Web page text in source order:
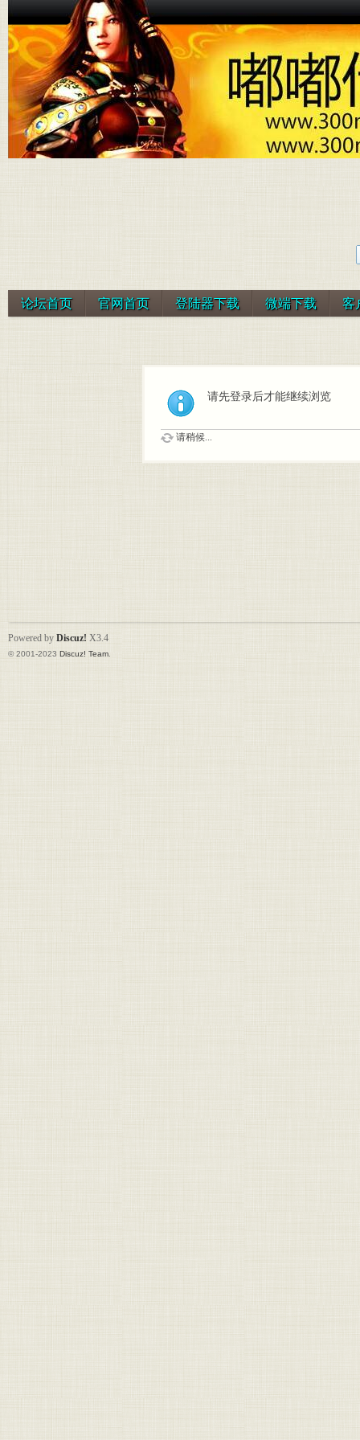
论坛首页 官网首页 登陆器下载 微端下载 客
请先登录后才能继续浏览
请稍候...
Powered by Discuz! X3.4
© 2001-2023 Discuz! Team